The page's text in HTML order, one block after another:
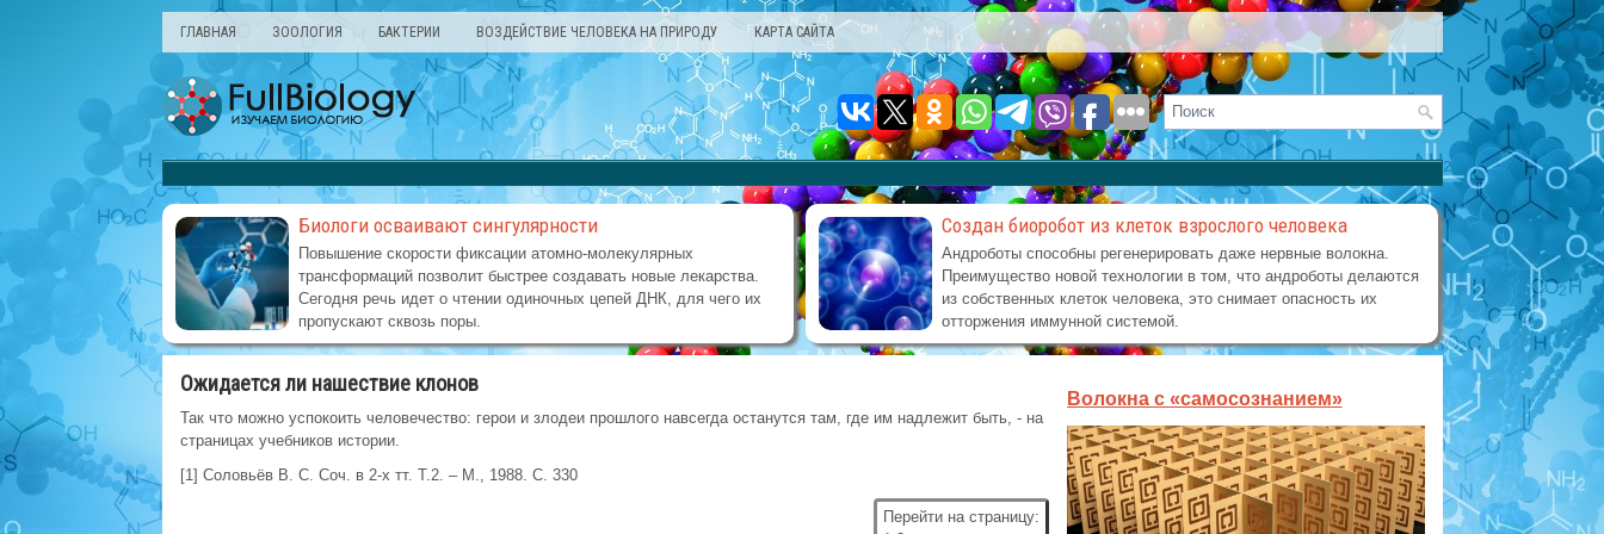
ГЛАВНАЯ ЗООЛОГИЯ БАКТЕРИИ ВОЗДЕЙСТВИЕ ЧЕЛОВЕКА НА ПРИРОДУ КАРТА САЙТА
Биологи осваивают сингулярности
Повышение скорости фиксации атомно-молекулярных
трансформаций позволит быстрее создавать новые лекарства.
Сегодня речь идет о чтении одиночных цепей ДНК, для чего их
пропускают сквозь поры.
Создан биоробот из клеток взрослого человека
Андроботы способны регенерировать даже нервные волокна.
Преимущество новой технологии в том, что андроботы делаются
из собственных клеток человека, это снимает опасность их
отторжения иммунной системой.
Ожидается ли нашествие клонов
Так что можно успокоить человечество: герои и злодеи прошлого навсегда останутся там, где им надлежит быть, - на
страницах учебников истории.
[1] Соловьёв В. С. Соч. в 2-х тт. Т.2. – М., 1988. С. 330
Перейти на страницу:
Волокна с «самосознанием»